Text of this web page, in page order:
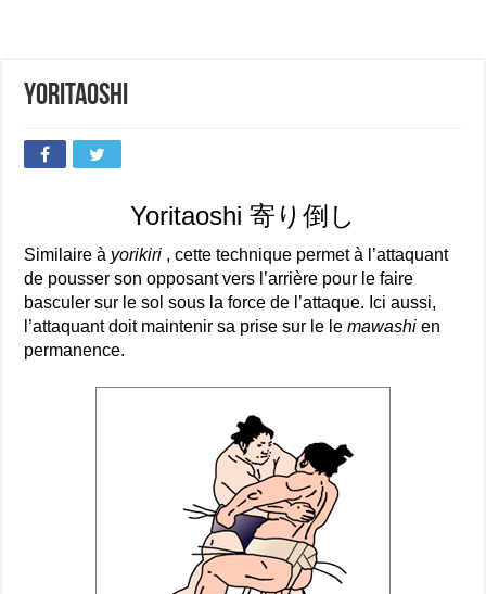
Yoritaoshi
Yoritaoshi 寄り倒し
Similaire à yorikiri , cette technique permet à l’attaquant
de pousser son opposant vers l’arrière pour le faire
basculer sur le sol sous la force de l’attaque. Ici aussi,
l’attaquant doit maintenir sa prise sur le lemawashien
permanence.